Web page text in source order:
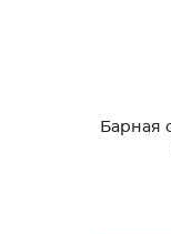
Барная